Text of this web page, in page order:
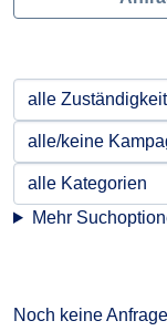
Mehr
Noch keine